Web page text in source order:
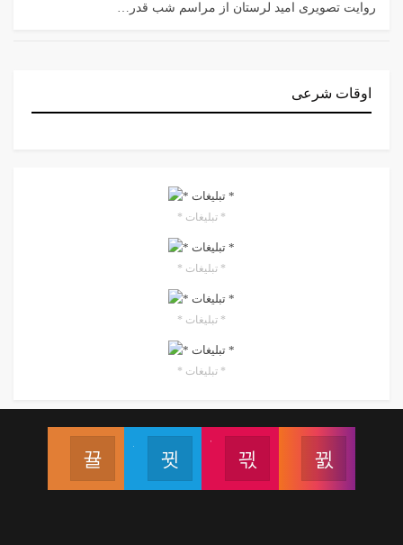
روایت تصویری امید لرستان از مراسم شب قدر…
اوقات شرعی
* تبلیغات *
* تبلیغات *
* تبلیغات *
* تبلیغات *